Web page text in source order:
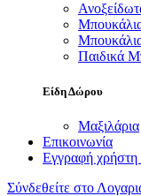
Παιδικά
Είδη Δώρου
Μαξιλάρια
Επικοινωνία
Εγγραφή
Σύνδεθείτε στο